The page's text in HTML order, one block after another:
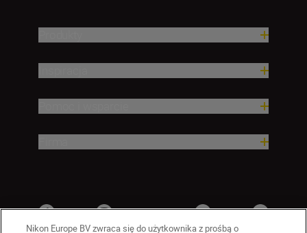
Nikon Europe BV zwraca się do użytkownika z prośbą o